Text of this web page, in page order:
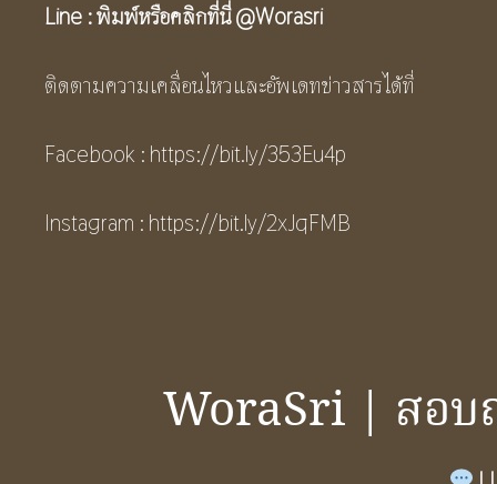
Line : พิมพ์หรือคลิกที่นี่@Worasri
ติดตามความเคลื่อนไหวและอัพเดทข่าวสารได้ที่
Facebook : https://bit.ly/353Eu4p
Instagram : https://bit.ly/2xJqFMB
WoraSri | สอบ